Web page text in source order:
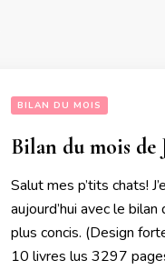
BILAN DU MOIS
Bilan du mois de
Salut mes p’tits chats!
aujourd’hui avec le
plus concis. (Design
10 livres lus 3297